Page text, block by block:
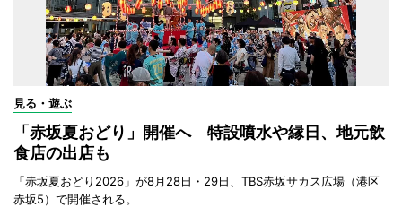
見る・遊ぶ
「赤坂夏おどり」開催へ 特設噴水や縁日、地元飲
食店の出店も
「赤坂夏おどり2026」が8月28日・29日、TBS赤坂サカス広場（港区
赤坂5）で開催される。